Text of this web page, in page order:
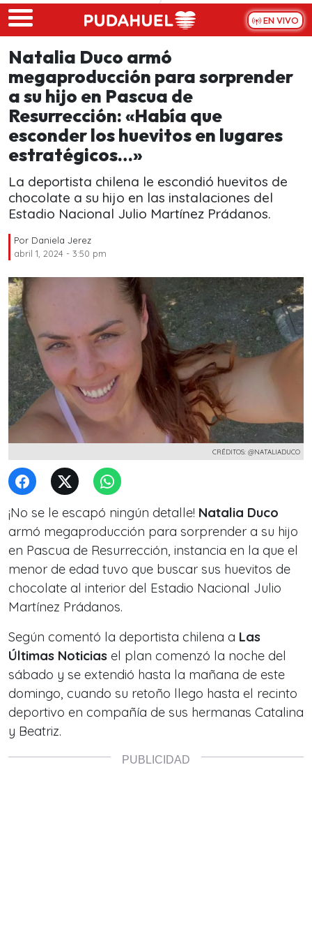
Skip to main content
EN VIVO
Natalia Duco armó
megaproducción para sorprender
a su hijo en Pascua de
Resurrección: «Había que
esconder los huevitos en lugares
estratégicos…»
La deportista chilena le escondió huevitos de
chocolate a su hijo en las instalaciones del
Estadio Nacional Julio Martínez Prádanos.
Por Daniela Jerez
abril 1, 2024 - 3:50 pm
CRÉDITOS: @NATALIADUCO
¡No se le escapó ningún detalle! Natalia Duco
armó megaproducción para sorprender a su hijo
en Pascua de Resurrección, instancia en la que el
menor de edad tuvo que buscar sus huevitos de
chocolate al interior del Estadio Nacional Julio
Martínez Prádanos.
Según comentó la deportista chilena a Las
Últimas Noticias el plan comenzó la noche del
sábado y se extendió hasta la mañana de este
domingo, cuando su retoño llego hasta el recinto
deportivo en compañía de sus hermanas Catalina
y Beatriz.